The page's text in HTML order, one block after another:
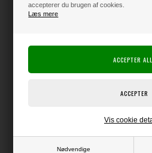
accepterer du brugen af cookies.
Læs mere
Nødvendige
Vis cookie
Klik her for pris inkl. fragt
Varen er på lager
Me & My Big Ideas